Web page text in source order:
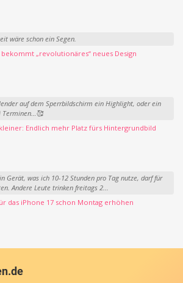
wäre schon ein Segen.
„revolutionäres“ neues Design
auf dem Sperrbildschirm ein Highlight, oder ein
Terminen…🥰
Endlich mehr Platz fürs Hintergrundbild
Gerät, was ich 10-12 Stunden pro Tag nutze, darf für
Andere Leute trinken freitags 2...
das iPhone 17 schon Montag erhöhen